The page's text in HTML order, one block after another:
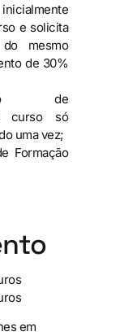
e solicita
do mesmo
de 30%
de
curso só
uma vez;
Formação
em